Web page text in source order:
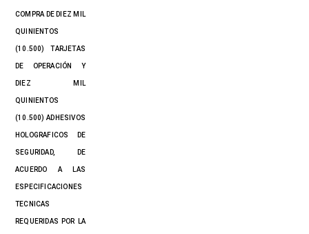
COMPRA DE DIEZ MIL
QUINIENTOS
(10.500) TARJETAS
DE OPERACIÓN Y
DIEZ MIL
QUINIENTOS
(10.500) ADHESIVOS
HOLOGRAFICOS DE
SEGURIDAD, DE
ACUERDO A LAS
ESPECIFICACIONES
TECNICAS
REQUERIDAS POR LA